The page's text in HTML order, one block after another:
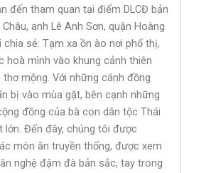
đến tham quan tại điểm DLCĐ bản
anh Lê Anh Sơn, quận Hoàng
chia sẻ: Tạm xa ồn ào nơi phố thị,
hoà mình vào khung cảnh thiên
thơ mộng. Với những cánh đồng
bị vào mùa gặt, bên cạnh những
đồng của bà con dân tộc Thái
lớn. Đến đây, chúng tôi được
món ăn truyền thống, được xem
nghệ đậm đà bản sắc, tay trong